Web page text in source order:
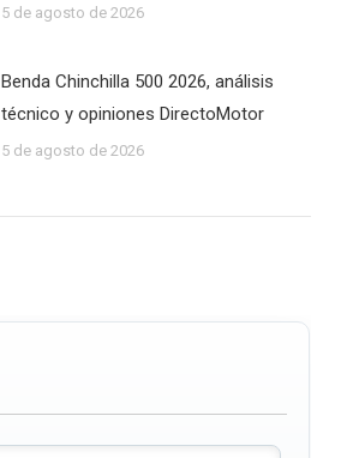
5 de agosto de 2026
Benda Chinchilla 500 2026, análisis
técnico y opiniones DirectoMotor
5 de agosto de 2026